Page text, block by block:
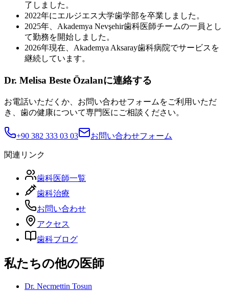
了しました。
2022年にエルジエス大学歯学部を卒業しました。
2025年、Akademya Nevşehir歯科医師チームの一員とし
て勤務を開始しました。
2026年現在、Akademya Aksaray歯科病院でサービスを
継続しています。
Dr. Melisa Beste Özalanに連絡する
お電話いただくか、お問い合わせフォームをご利用いただ
き、歯の健康について専門医にご相談ください。
+90 382 333 03 03 お問い合わせフォーム
関連リンク
歯科医師一覧
歯科治療
お問い合わせ
アクセス
歯科ブログ
私たちの他の医師
Dr. Necmettin Tosun